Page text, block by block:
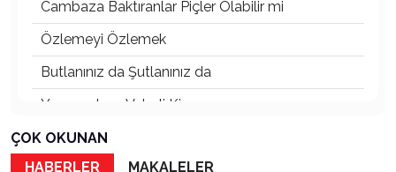
Cambaza Baktıranlar Piçler Olabilir mi
Özlemeyi Özlemek
Butlanınız da Şutlanınız da
Yaşananların Vebali Kim
Siyasetin Kökleri Köklerin Siyaseti
ÇOK OKUNAN
HABERLER
MAKALELER